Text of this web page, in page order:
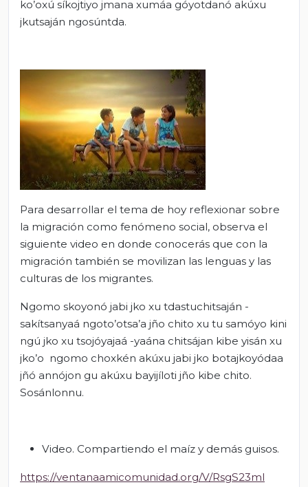
ko’oxú síkojtiyo jmana xumáa góyotdanó akúxu
jkutsaján ngosúntda.
Para desarrollar el tema de hoy reflexionar sobre
la migración como fenómeno social, observa el
siguiente video en donde conocerás que con la
migración también se movilizan las lenguas y las
culturas de los migrantes.
Ngomo skoyonó jabi jko xu tdastuchitsaján -
sakítsanyaá ngoto’otsa’a jño chito xu tu samóyo kini
ngú jko xu tsojóyajaá -yaána chitsájan kibe yisán xu
jko’o ngomo choxkén akúxu jabi jko botajkoyódaa
jñó annójon gu akúxu bayijíloti jño kibe chito.
Sosánlonnu.
Video. Compartiendo el maíz y demás guisos.
https://ventanaamicomunidad.org/V/RsgS23ml